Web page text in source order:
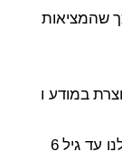
שהמציאות
נוצרת במודע ו
ומה שנוצר בתת מודע זו חווית החיים שלנו עד גיל 6